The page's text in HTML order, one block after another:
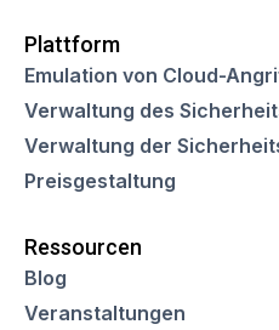
Plattform
Emulation von Cloud-
Verwaltung des
Verwaltung der
Preisgestaltung
Ressourcen
Blog
Veranstaltungen